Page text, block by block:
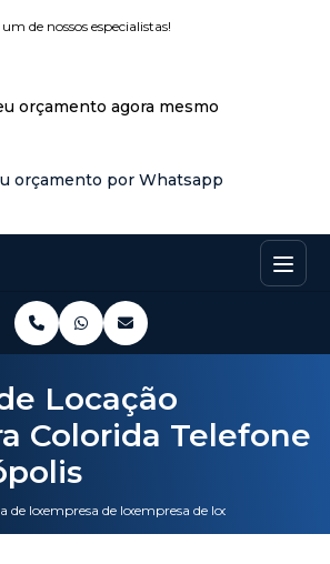
de nossos especialistas!
orçamento agora mesmo
orçamento por Whatsapp
de locacao de impressoras
empresa de locacao de impressoras
empresa de locacao
Locação
Colorida Telefone